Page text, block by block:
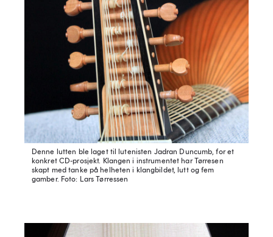
Denne lutten ble laget til lutenisten Jadran Duncumb, for et
konkret CD-prosjekt. Klangen i instrumentet har Tørresen
skapt med tanke på helheten i klangbildet, lutt og fem
gamber. Foto: Lars Tørressen